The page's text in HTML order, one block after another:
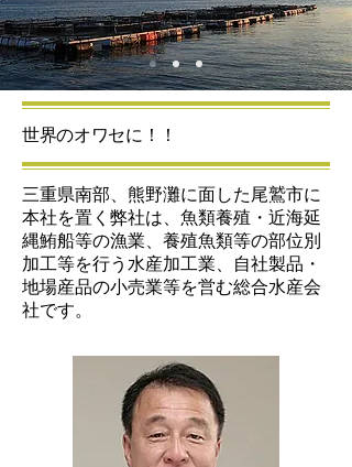
世界のオワセに！！
三重県南部、熊野灘に面した尾鷲市に
本社を置く弊社は、魚類養殖・近海延
縄鮪船等の漁業、養殖魚類等の部位別
加工等を行う水産加工業、自社製品・
地場産品の小売業等を営む総合水産会
社です。